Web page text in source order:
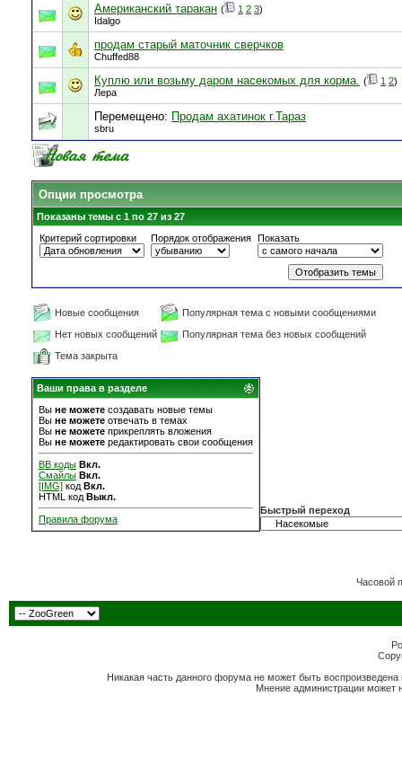
Американский таракан ( 1 2 3)
Idalgo
продам старый маточник сверчков
Chuffed88
Куплю или возьму даром насекомых для корма. ( 1 2)
Лера
Перемещено: Продам ахатинок г.Тараз
sbru
Опции просмотра
Показаны темы с 1 по 27 из 27
Критерий сортировки
Порядок отображения Показать
Новые сообщения
Популярная тема с новыми сообщениями
Нет новых сообщений
Популярная тема без новых сообщений
Тема закрыта
Ваши права в разделе
Вы не можете создавать новые темы
Вы не можете отвечать в темах
Вы не можете прикреплять вложения
Вы не можете редактировать свои сообщения
BB коды Вкл.
Смайлы Вкл.
[IMG] код Вкл.
HTML код Выкл.
Правила форума
Быстрый переход
Часовой
Никакая часть данного форума не может быть
Мнение администрации может